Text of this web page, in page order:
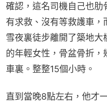
確認，這名司機自己也肋
有求救、沒有等救護車
雪夜裏徒步離開了築地
的年輕女性，骨盆骨折
車裏。整整15個小時。
直到當晚8點左右，他才